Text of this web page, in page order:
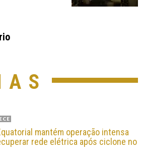
mantém operação intensa
rede elétrica após ciclone no